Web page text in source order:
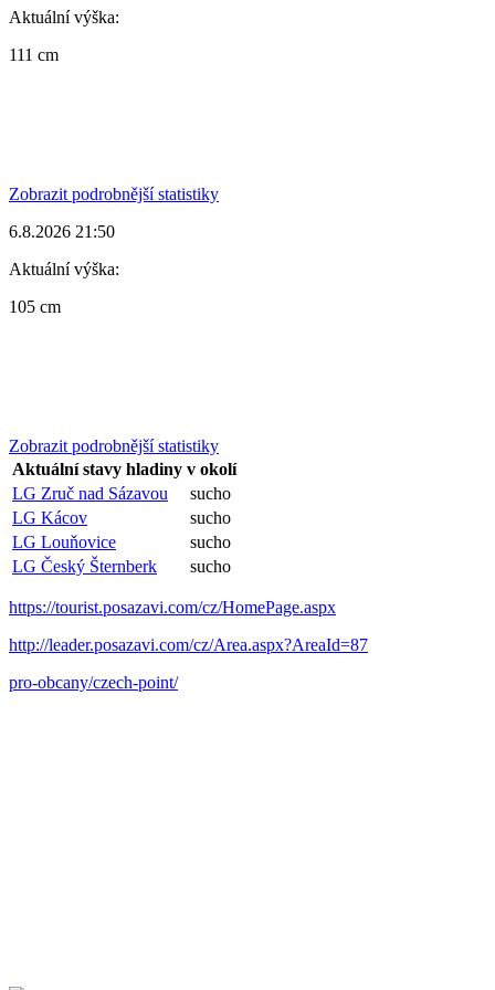
Aktuální výška:
111 cm
Zobrazit podrobnější statistiky
6.8.2026 21:50
Aktuální výška:
105 cm
Zobrazit podrobnější statistiky
Aktuální stavy hladiny v okolí
LG Zruč nad Sázavou
sucho
LG Kácov
sucho
LG Louňovice
sucho
LG Český Šternberk
sucho
https://tourist.posazavi.com/cz/HomePage.aspx
http://leader.posazavi.com/cz/Area.aspx?AreaId=87
pro-obcany/czech-point/